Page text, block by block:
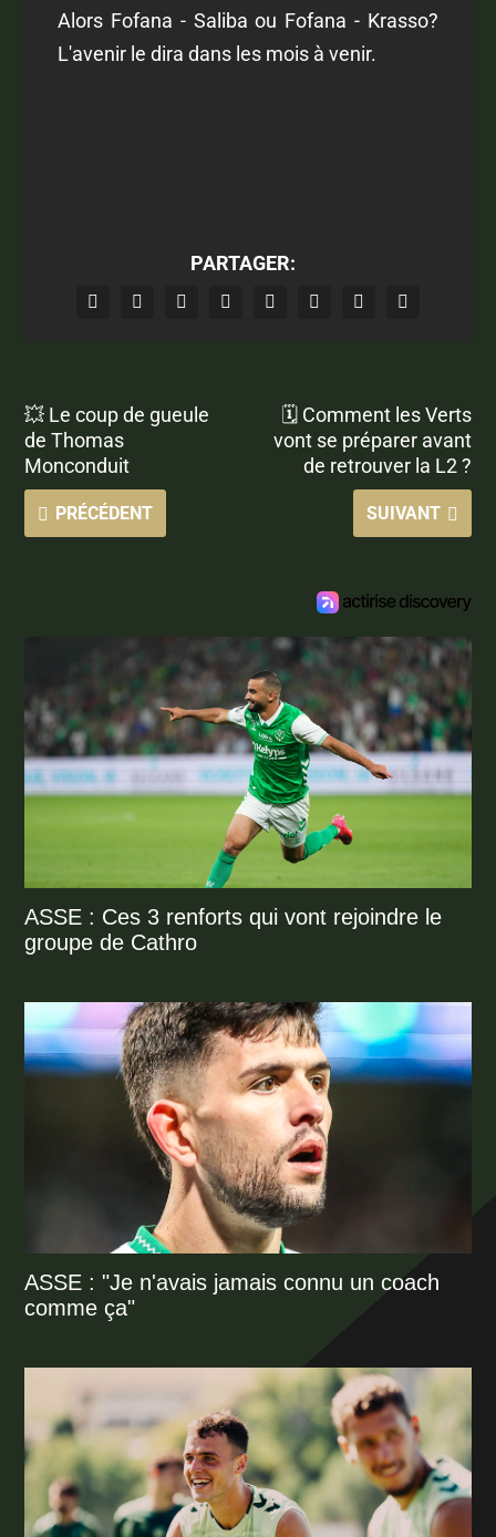
Alors Fofana - Saliba ou Fofana - Krasso?
L'avenir le dira dans les mois à venir.
PARTAGER:
💥 Le coup de gueule
de Thomas
Monconduit
PRÉCÉDENT
🗓 Comment les Verts
vont se préparer avant
de retrouver la L2 ?
SUIVANT
ASSE : Ces 3 renforts qui vont rejoindre le
groupe de Cathro
ASSE : "Je n'avais jamais connu un coach
comme ça"